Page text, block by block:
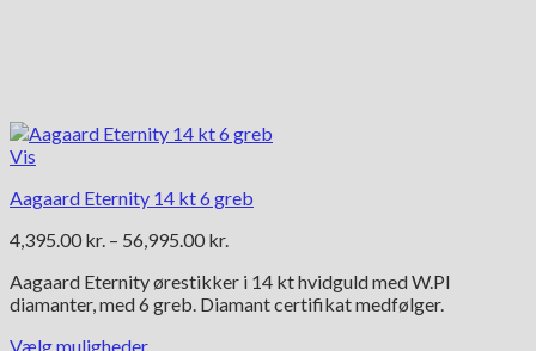
Vis
Aagaard Eternity 14 kt 6 greb
4,395.00 kr. – 56,995.00 kr.
til
56,995.00 kr.
Aagaard Eternity ørestikker i 14 kt hvidguld med W.PI
diamanter, med 6 greb. Diamant certifikat medfølger.
Vælg muligheder